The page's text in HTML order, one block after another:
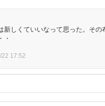
新しくていいなって思った。その
・
22 17:52